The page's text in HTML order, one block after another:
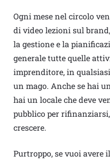
Ogni mese nel circolo
di video lezioni sul
la gestione e la
generale tutte quelle
imprenditore, in
un mago. Anche se hai
hai un locale che deve
pubblico per
crescere.
Purtroppo, se vuoi avere